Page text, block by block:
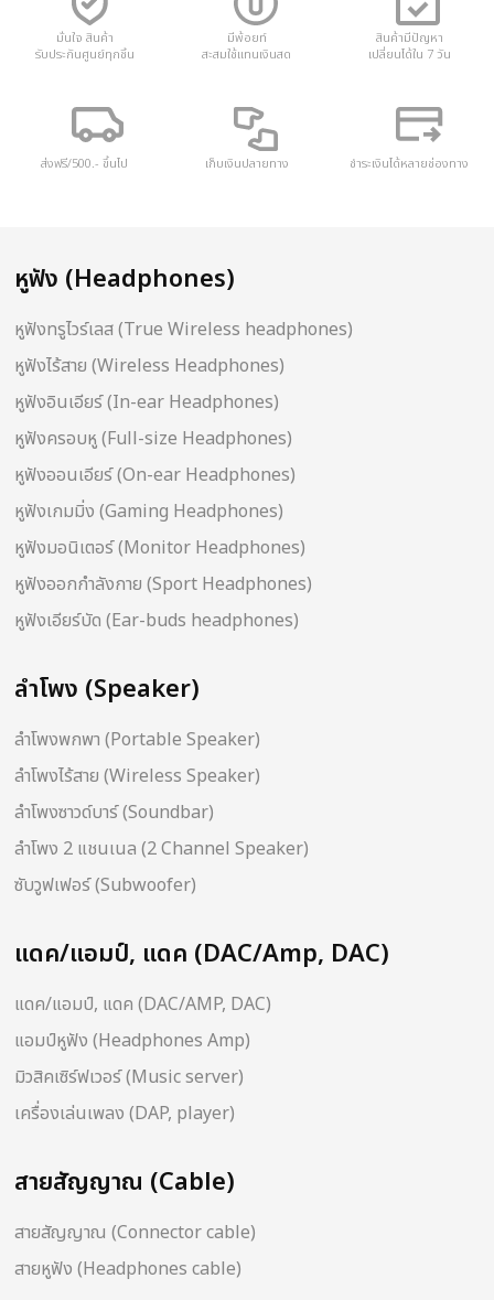
มั่นใจ สินค้า
รับประกันศูนย์ทุกชิ้น
มีพ้อยท์
สะสมใช้แทนเงินสด
สินค้ามีปัญหา
เปลี่ยนได้ใน 7 วัน
ส่งฟรี/500.- ขึ้นไป เก็บเงินปลายทาง ชำระเงินได้หลายช่องทาง
หูฟัง (Headphones)
หูฟังทรูไวร์เลส (True Wireless headphones)
หูฟังไร้สาย (Wireless Headphones)
หูฟังอินเอียร์ (In-ear Headphones)
หูฟังครอบหู (Full-size Headphones)
หูฟังออนเอียร์ (On-ear Headphones)
หูฟังเกมมิ่ง (Gaming Headphones)
หูฟังมอนิเตอร์ (Monitor Headphones)
หูฟังออกกำลังกาย (Sport Headphones)
หูฟังเอียร์บัด (Ear-buds headphones)
ลำโพง (Speaker)
ลำโพงพกพา (Portable Speaker)
ลำโพงไร้สาย (Wireless Speaker)
ลำโพงซาวด์บาร์ (Soundbar)
ลำโพง 2 แชนเนล (2 Channel Speaker)
ซับวูฟเฟอร์ (Subwoofer)
แดค/แอมป์, แดค (DAC/Amp, DAC)
แดค/แอมป์, แดค (DAC/AMP, DAC)
แอมป์หูฟัง (Headphones Amp)
มิวสิคเซิร์ฟเวอร์ (Music server)
เครื่องเล่นเพลง (DAP, player)
สายสัญญาณ (Cable)
สายสัญญาณ (Connector cable)
สายหูฟัง (Headphones cable)